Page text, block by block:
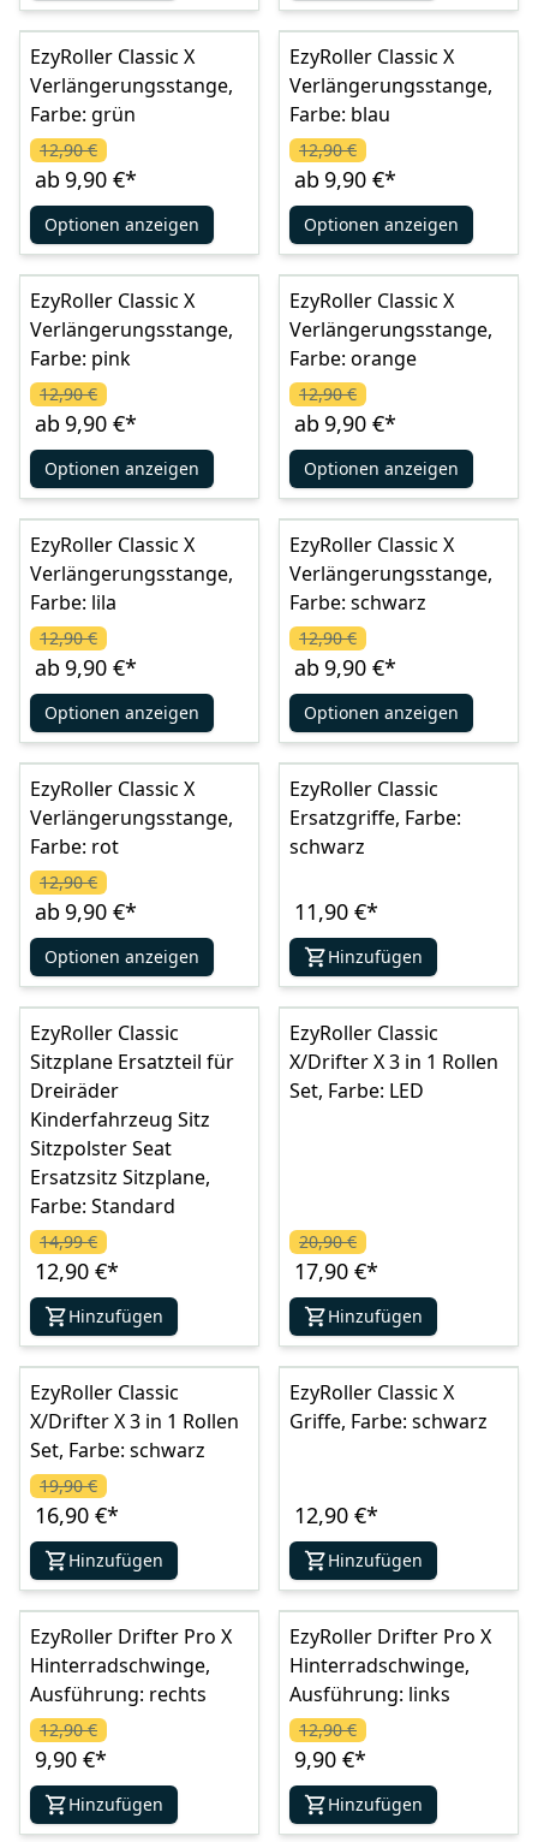
EzyRoller Classic X
Verlängerungsstange,
Farbe: grün
ab 9,90 €*
12,90 €
Optionen anzeigen
EzyRoller Classic X
Verlängerungsstange,
Farbe: blau
ab 9,90 €*
12,90 €
Optionen anzeigen
EzyRoller Classic X
Verlängerungsstange,
Farbe: pink
ab 9,90 €*
12,90 €
Optionen anzeigen
EzyRoller Classic X
Verlängerungsstange,
Farbe: orange
ab 9,90 €*
12,90 €
Optionen anzeigen
EzyRoller Classic X
Verlängerungsstange,
Farbe: lila
ab 9,90 €*
12,90 €
Optionen anzeigen
EzyRoller Classic X
Verlängerungsstange,
Farbe: schwarz
ab 9,90 €*
12,90 €
Optionen anzeigen
EzyRoller Classic X
Verlängerungsstange,
Farbe: rot
ab 9,90 €*
12,90 €
Optionen anzeigen
EzyRoller Classic
Ersatzgriffe, Farbe:
schwarz
11,90 €*
Hinzufügen
EzyRoller Classic
Sitzplane Ersatzteil für
Dreiräder
Kinderfahrzeug Sitz
Sitzpolster Seat
Ersatzsitz Sitzplane,
Farbe: Standard
12,90 €*
14,99 €
Hinzufügen
EzyRoller Classic
X/Drifter X 3 in 1 Rollen
Set, Farbe: LED
17,90 €*
20,90 €
Hinzufügen
EzyRoller Classic
X/Drifter X 3 in 1 Rollen
Set, Farbe: schwarz
16,90 €*
19,90 €
Hinzufügen
EzyRoller Classic X
Griffe, Farbe: schwarz
12,90 €*
Hinzufügen
EzyRoller Drifter Pro X
Hinterradschwinge,
Ausführung: rechts
9,90 €*
12,90 €
Hinzufügen
EzyRoller Drifter Pro X
Hinterradschwinge,
Ausführung: links
9,90 €*
12,90 €
Hinzufügen